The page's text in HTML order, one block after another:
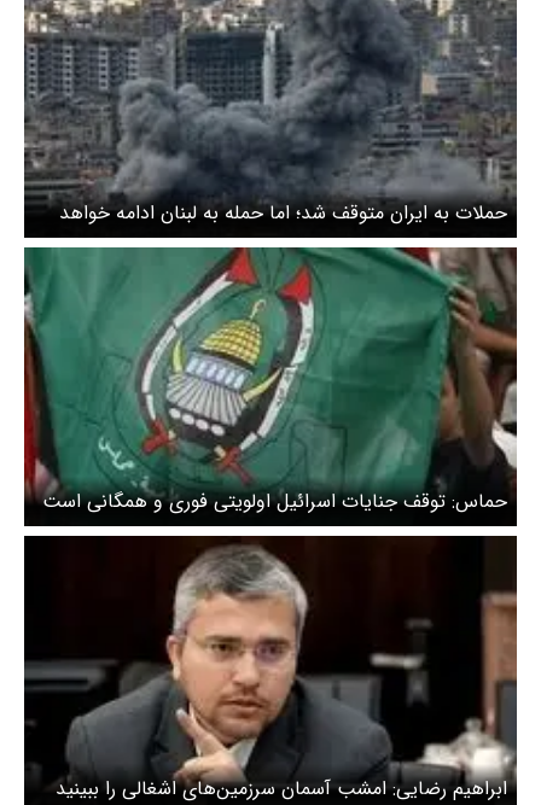
حملات به ایران متوقف شد؛ اما حمله به لبنان ادامه خواهد
داشت
حماس: توقف جنایات اسرائیل اولویتی فوری و همگانی است
ابراهیم رضایی: امشب آسمان سرزمین‌های اشغالی را ببینید